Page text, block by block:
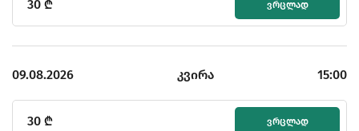
30 ₾ ᲕᲠᲪᲚᲐᲓ
09.08.2026 კვირა 15:00
30 ₾ ᲕᲠᲪᲚᲐᲓ